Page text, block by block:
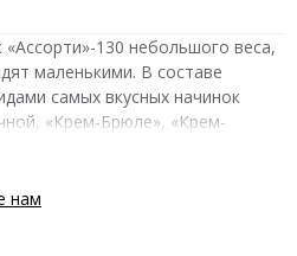
130 небольшого веса,
маленькими. В составе
самых вкусных начинок
«Крем-Брюле», «Крем-
какао тертое, какао
(молоко коровье
масло, молоко сухое
нам